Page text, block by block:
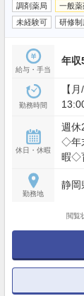
調剤薬局 一般薬
未経験可
研修制
給与・手当
年収
勤務時間
【
休日・休暇
週休
◇年
暇◇
勤務地
静岡
閲覧